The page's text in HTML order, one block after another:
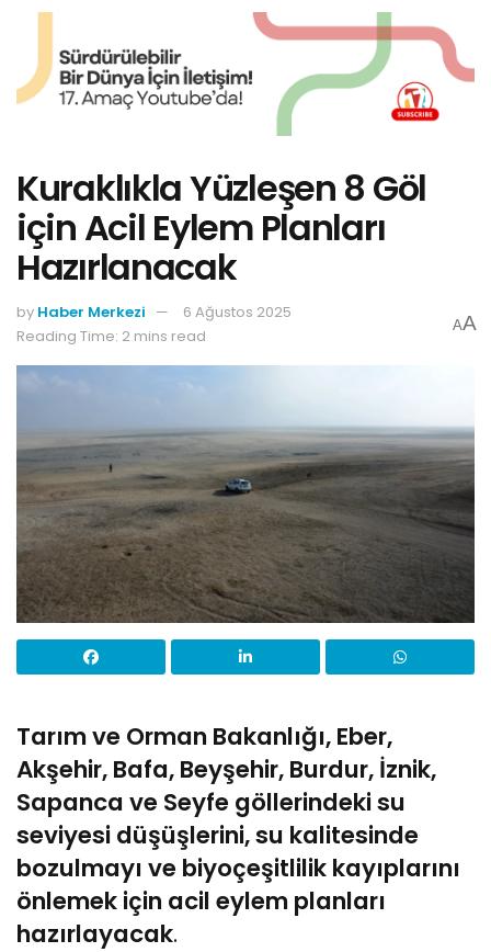
Kuraklıkla Yüzleşen 8 Göl
için Acil Eylem Planları
Hazırlanacak
by Haber Merkezi
6 Ağustos 2025
Reading Time: 2 mins read
AA
Tarım ve Orman Bakanlığı, Eber,
Akşehir, Bafa, Beyşehir, Burdur, İznik,
Sapanca ve Seyfe göllerindeki su
seviyesi düşüşlerini, su kalitesinde
bozulmayı ve biyoçeşitlilik kayıplarını
önlemek için acil eylem planları
hazırlayacak.